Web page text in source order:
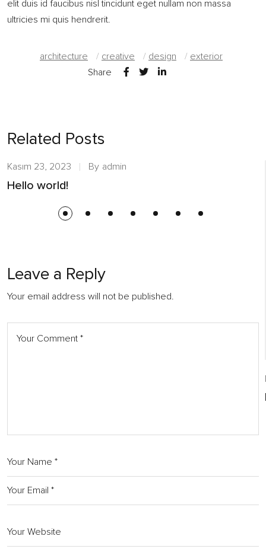
elit duis id faucibus nisl tincidunt eget nullam non massa
ultricies mi quis hendrerit.
architecture / creative / design / exterior
Share
Related Posts
Kasım 23, 2023 By admin
Hello world!
Leave a Reply
Your email address will not be published.